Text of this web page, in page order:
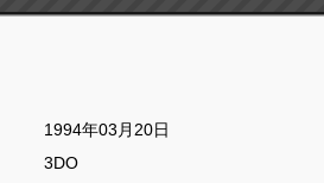
1994年03月20日
3DO